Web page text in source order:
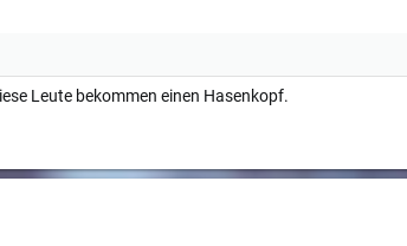
Leute bekommen einen Hasenkopf.